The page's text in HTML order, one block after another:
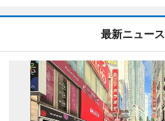
最新ニュース